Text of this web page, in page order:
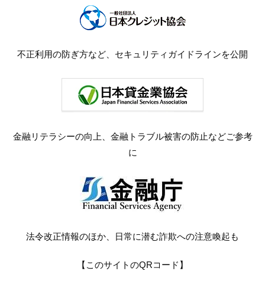
不正利用の防ぎ方など、セキュリティガイドラインを公開
金融リテラシーの向上、金融トラブル被害の防止などご参考
に
法令改正情報のほか、日常に潜む詐欺への注意喚起も
【このサイトのQRコード】